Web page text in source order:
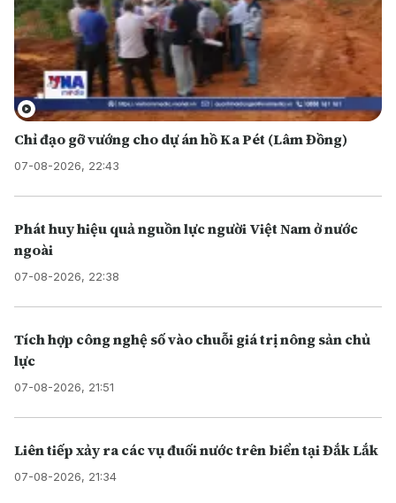
Chỉ đạo gỡ vướng cho dự án hồ Ka Pét (Lâm Đồng)
07-08-2026, 22:43
Phát huy hiệu quả nguồn lực người Việt Nam ở nước
ngoài
07-08-2026, 22:38
Tích hợp công nghệ số vào chuỗi giá trị nông sản chủ
lực
07-08-2026, 21:51
Liên tiếp xảy ra các vụ đuối nước trên biển tại Đắk Lắk
07-08-2026, 21:34